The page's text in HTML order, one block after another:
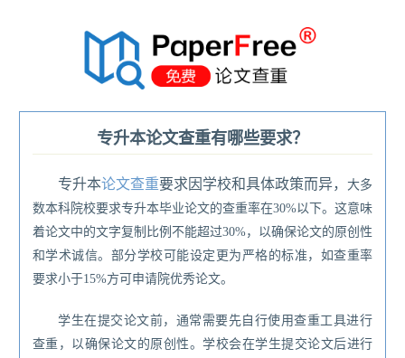
专升本论文查重有哪些要求？
专升本论文查重要求因学校和具体政策而异， 大多
数本科院校要求专升本毕业论文的查重率在30%以下。这意味
着论文中的文字复制比例不能超过30%，以确保论文的原创性
和学术诚信。 部分学校可能设定更为严格的标准，如查重率
要求小于15%方可申请院优秀论文。
学生在提交论文前，通常需要先自行使用查重工具进行
查重，以确保论文的原创性。学校会在学生提交论文后进行